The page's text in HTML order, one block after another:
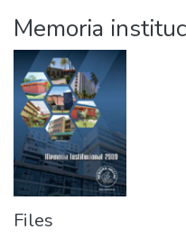
Memoria
Files